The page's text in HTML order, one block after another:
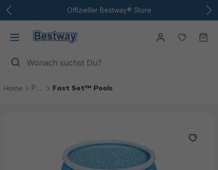
Zum Hauptinhalt Offizieller Bestway® Store
Du
Home Pools Fast Set™ Pools